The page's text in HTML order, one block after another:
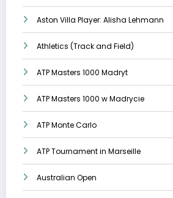
Aston Villa Player: Alisha Lehmann
Athletics (Track and Field)
ATP Masters 1000 Madryt
ATP Masters 1000 w Madrycie
ATP Monte Carlo
ATP Tournament in Marseille
Australian Open